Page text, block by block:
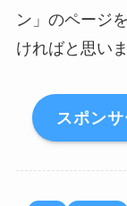
ン」のページ
ければと思いま
スポン